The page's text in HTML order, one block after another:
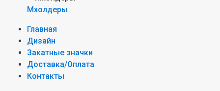
Мхолдеры
Главная
Дизайн
Закатные значки
Доставка/Оплата
Контакты